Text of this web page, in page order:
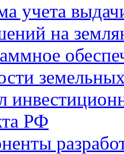
учета
на
РФ